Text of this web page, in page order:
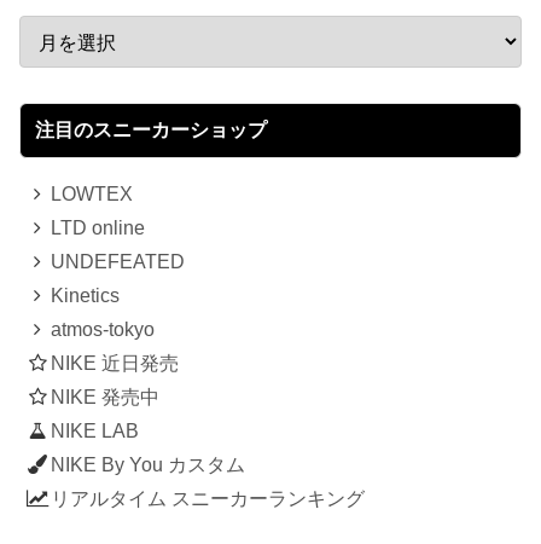
注目のスニーカーショップ
LOWTEX
LTD online
UNDEFEATED
Kinetics
atmos-tokyo
NIKE 近日発売
NIKE 発売中
NIKE LAB
NIKE By You カスタム
リアルタイム スニーカーランキング